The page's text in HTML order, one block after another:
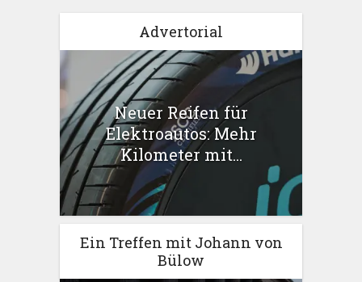
Advertorial
Neuer Reifen für
Elektroautos: Mehr
Kilometer mit...
Ein Treffen mit Johann von
Bülow